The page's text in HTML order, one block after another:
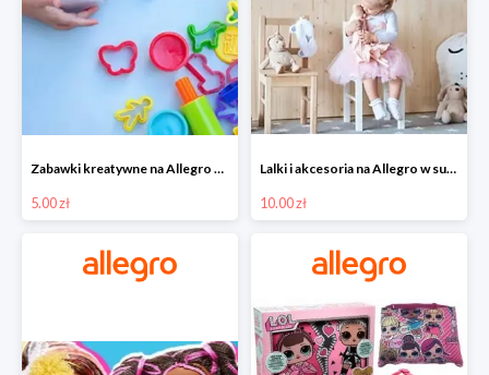
Zabawki kreatywne na Allegro w super cenach od 5 zł
5.00 zł
Lalki i akcesoria na Allegro w super cenach od 10 zł
10.00 zł